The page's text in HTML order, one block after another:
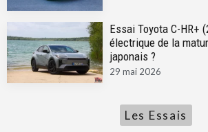
Essai Toyota C-HR+
électrique de la
japonais ?
29 mai 2026
Les Essais